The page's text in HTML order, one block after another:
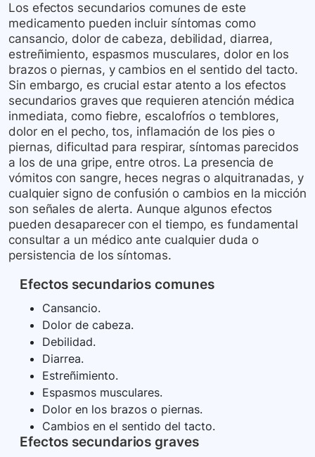
Los efectos secundarios comunes de este
medicamento pueden incluir síntomas como
cansancio, dolor de cabeza, debilidad, diarrea,
estreñimiento, espasmos musculares, dolor en los
brazos o piernas, y cambios en el sentido del tacto.
Sin embargo, es crucial estar atento a los efectos
secundarios graves que requieren atención médica
inmediata, como fiebre, escalofríos o temblores,
dolor en el pecho, tos, inflamación de los pies o
piernas, dificultad para respirar, síntomas parecidos
a los de una gripe, entre otros. La presencia de
vómitos con sangre, heces negras o alquitranadas, y
cualquier signo de confusión o cambios en la micción
son señales de alerta. Aunque algunos efectos
pueden desaparecer con el tiempo, es fundamental
consultar a un médico ante cualquier duda o
persistencia de los síntomas.
Efectos secundarios comunes
Cansancio.
Dolor de cabeza.
Debilidad.
Diarrea.
Estreñimiento.
Espasmos musculares.
Dolor en los brazos o piernas.
Cambios en el sentido del tacto.
Efectos secundarios graves